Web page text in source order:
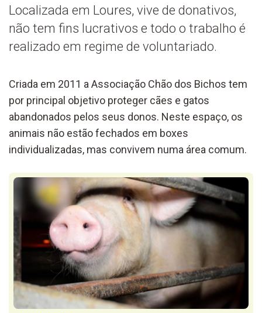
Localizada em Loures, vive de donativos,
não tem fins lucrativos e todo o trabalho é
realizado em regime de voluntariado.
Criada em 2011 a Associação Chão dos Bichos tem
por principal objetivo proteger cães e gatos
abandonados pelos seus donos. Neste espaço, os
animais não estão fechados em boxes
individualizadas, mas convivem numa área comum.